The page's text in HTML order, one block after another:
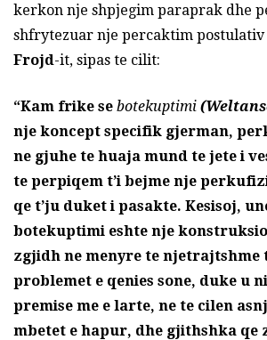
kerkon nje shpjegim paraprak dhe
shfrytezuar nje percaktim postulativ
Frojd-it, sipas te cilit:
“Kam frike se botekuptimi
nje koncept specifik gjerman,
ne gjuhe te huaja mund te jete i
te perpiqem t’i bejme nje
qe t’ju duket i pasakte. Kesisoj,
botekuptimi eshte nje
zgjidh ne menyre te njetrajtshme
problemet e qenies sone, duke u
premise me e larte, ne te cilen
mbetet e hapur, dhe gjithshka qe